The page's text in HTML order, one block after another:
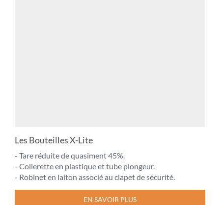
Les Bouteilles X-Lite
- Tare réduite de quasiment 45%.
- Collerette en plastique et tube plongeur.
- Robinet en laiton associé au clapet de sécurité.
EN SAVOIR PLUS